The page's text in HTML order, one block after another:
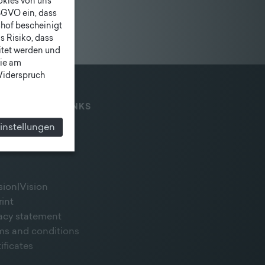
MEDIA & LINKS
statement
and conditions
ein, dass
bescheinigt
Risiko, dass
werden und
am